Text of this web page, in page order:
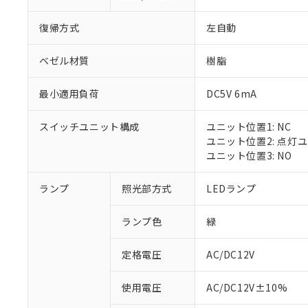
復帰方式 左自動
ベゼル材質 樹脂
最小適用負荷 DC5V 6mA
スイッチユニット構成
ユニット位置1: NC
ユニット位置2: 点灯
ユニット位置3: NO
ランプ 照光部方式 LEDランプ
ランプ色 緑
定格電圧 AC/DC12V
使用電圧 AC/DC12V±10%
※1 対応状況